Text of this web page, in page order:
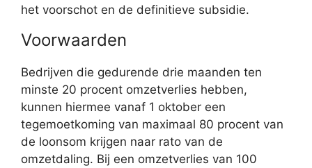
het voorschot en de definitieve subsidie.
Voorwaarden
Bedrijven die gedurende drie maanden ten
minste 20 procent omzetverlies hebben,
kunnen hiermee vanaf 1 oktober een
tegemoetkoming van maximaal 80 procent van
de loonsom krijgen naar rato van de
omzetdaling. Bij een omzetverlies van 100